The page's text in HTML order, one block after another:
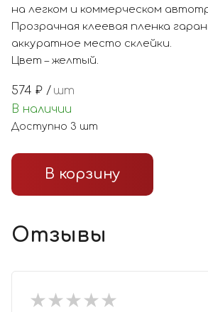
на легком и коммерческом
Прозрачная клеевая пленка
аккуратное место склейки.
Цвет – желтый.
574 ₽ / шт
В наличии
Доступно 3 шт
В корзину
Отзывы
★★★★★
★★★★★